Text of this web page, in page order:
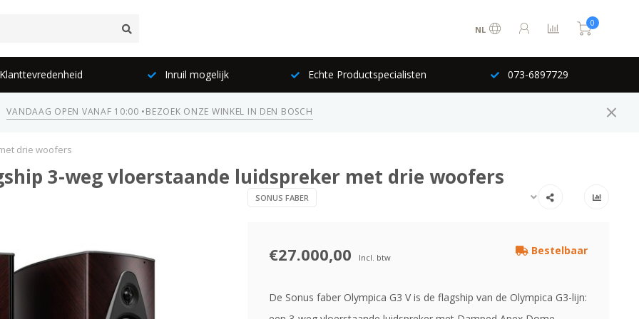
NL
0
Inruil mogelijk Echte Productspecialisten 073-6897729
VANDAAG OPEN VANAF 10:00 •BEZOEK ONZE WINKEL IN DEN BOSCH
drie woofers
3-weg vloerstaande luidspreker met drie woofers
SONUS FABER
€27.000,00 Incl. btw
Bestelbaar
De Sonus faber Olympica G3 V is de flagship van de Olympica G3-lijn: